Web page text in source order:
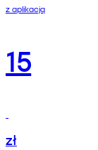
z aplikacją
15
zł